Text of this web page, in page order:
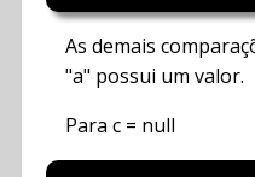
As demais
"a" possui um valor.
Para c = null